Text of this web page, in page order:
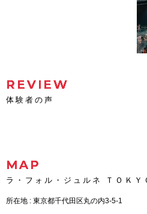
REVIEW
体験者の声
MAP
ラ・フォル・ジュルネ ＴＯＫ
所在地 : 東京都千代田区丸の内3-5-1